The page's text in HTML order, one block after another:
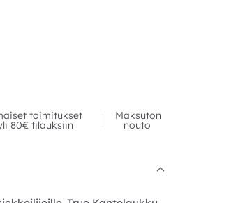
toimitukset
80€ tilauksiin
Maksuton
nouto